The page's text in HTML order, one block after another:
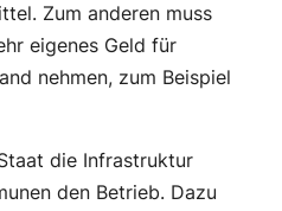
Zum anderen muss
eigenes Geld für
nehmen, zum Beispiel
die Infrastruktur
den Betrieb. Dazu